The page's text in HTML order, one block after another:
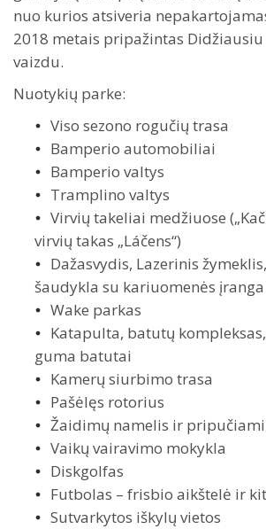
nuo kurios atsiveria
2018 metais pripažintas Didžiausiu
vaizdu.
Nuotykių parke:
Viso sezono rogučių trasa
Bamperio automobiliai
Bamperio valtys
Tramplino valtys
Virvių takeliai medžiuose
virvių takas „Láčens“)
Dažasvydis, Lazerinis
šaudykla su kariuomenės įranga
Wake parkas
Katapulta, batutų
guma batutai
Kamerų siurbimo trasa
Pašėlęs rotorius
Žaidimų namelis ir
Vaikų vairavimo mokykla
Diskgolfas
Futbolas – frisbio aikštelė ir
Sutvarkytos iškylų ​​​​vietos